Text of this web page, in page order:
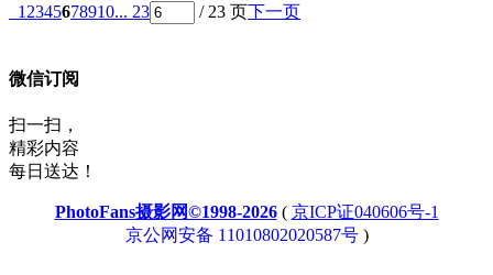
1 2345678910... 23 / 23 页下一页
微信订阅
扫一扫，
精彩内容
每日送达！
PhotoFans摄影网©1998-2026( 京ICP证040606号-1
京公网安备 11010802020587号)